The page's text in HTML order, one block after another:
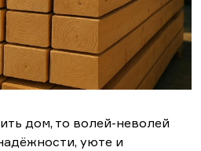
дом, то волей-неволей
уюте и